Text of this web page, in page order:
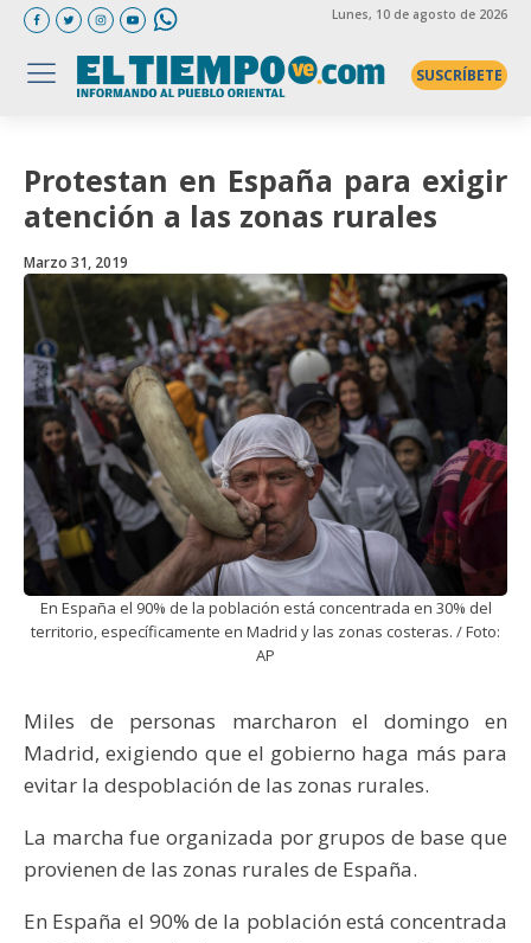
Lunes, 10 de agosto de 2026
SUSCRÍBETE
Protestan en España para exigir
atención a las zonas rurales
Marzo 31, 2019
En España el 90% de la población está concentrada en 30% del
territorio, específicamente en Madrid y las zonas costeras. / Foto:
AP
Miles de personas marcharon el domingo en
Madrid, exigiendo que el gobierno haga más para
evitar la despoblación de las zonas rurales.
La marcha fue organizada por grupos de base que
provienen de las zonas rurales de España.
En España el 90% de la población está concentrada